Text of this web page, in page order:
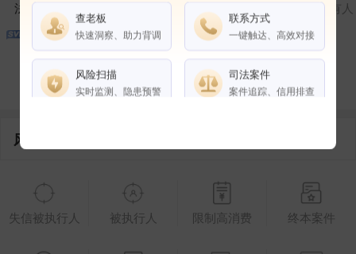
法定代表人 作为受益所有人
控制企业 所属集团 合作伙伴
风险信息
失信被执行人 被执行人 限制高消费 终本案件
查老板
快速洞察、助力背调
联系方式
一键触达、高效对接
风险扫描
实时监测、隐患预警
司法案件
案件追踪、信用排查
权益说明 VIP会员 SVIP会员